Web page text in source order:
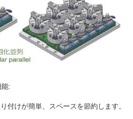
:
付けが簡単、スペースを節約します。